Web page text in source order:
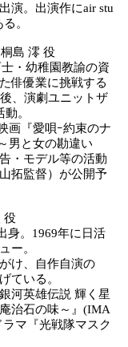
演。出演作にair stu
。
島 澪 役
・幼稚園教諭の資
俳優業に挑戦する
、演劇ユニットザ
。
画『愛唄ｰ約束のナ
男と女の勘違い
・モデル等の活動
拓監督）が公開予
役
身。1969年に日活
ー。
け、自作自演の
ている。
河英雄伝説 輝く星
治石の味～』(IMA
マ『光戦隊マスク